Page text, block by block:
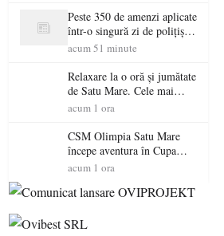
Peste 350 de amenzi aplicate
într-o singură zi de polițiștii
sătmăreni
acum 51 minute
Relaxare la o oră și jumătate
de Satu Mare. Cele mai
spectaculoase piscine
Maramureș, ideale pentru o
escapadă de vară
acum 1 ora
CSM Olimpia Satu Mare
începe aventura în Cupa
României la Baia Mare
acum 1 ora